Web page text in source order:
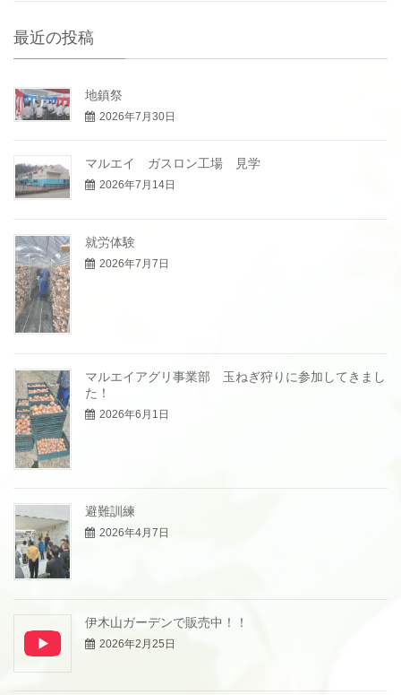
最近の投稿
地鎮祭
2026年7月30日
マルエイ ガスロン工場 見学
2026年7月14日
就労体験
2026年7月7日
マルエイアグリ事業部 玉ねぎ狩りに参加してきまし
た！
2026年6月1日
避難訓練
2026年4月7日
伊木山ガーデンで販売中！！
2026年2月25日